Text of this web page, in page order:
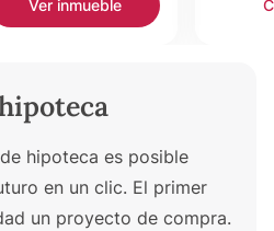
Ver inmueble
hipoteca es posible
en un clic. El primer
un proyecto de compra.